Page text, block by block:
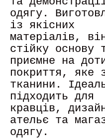
одягу.
із якісних
матеріалів,
стійку основу
приємне на
покриття, яке
тканини.
підходить для
кравців,
ательє та
одягу.